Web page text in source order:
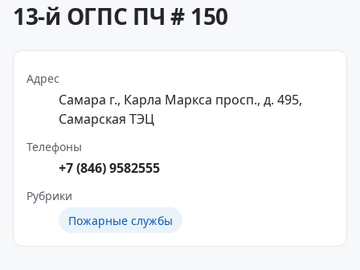
13-й ОГПС ПЧ # 150
Адрес
Самара г., Карла Маркса просп., д. 495,
Самарская ТЭЦ
Телефоны
+7 (846) 9582555
Рубрики
Пожарные службы